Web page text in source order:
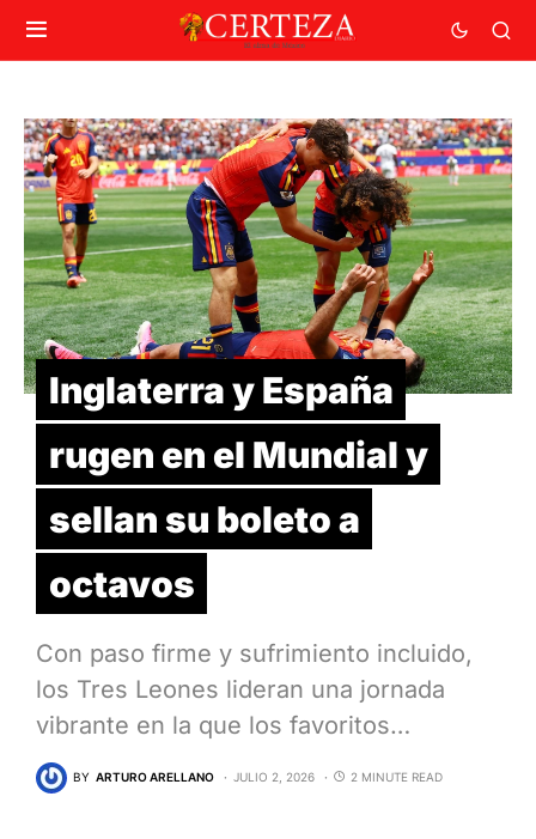
Inglaterra y España
rugen en el Mundial y
sellan su boleto a
octavos
Con paso firme y sufrimiento incluido,
los Tres Leones lideran una jornada
vibrante en la que los favoritos…
BY ARTURO ARELLANO JULIO 2, 2026 2 MINUTE READ